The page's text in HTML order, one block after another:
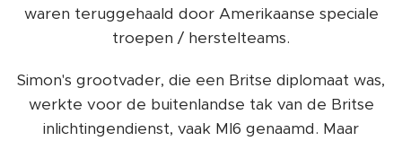
waren teruggehaald door Amerikaanse speciale
troepen / herstelteams.
Simon's grootvader, die een Britse diplomaat was,
werkte voor de buitenlandse tak van de Britse
inlichtingendienst, vaak MI6 genaamd. Maar